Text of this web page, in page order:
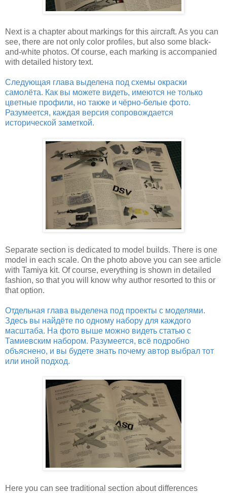
Next is a chapter about markings for this aircraft. As you can
see, there are not only color profiles, but also some black-
and-white photos. Of course, each marking is accompanied
with detailed history text.
Следующая глава выделена под схемы окраски
самолёта. Как вы можете видеть, имеются не только
цветные профили, но также и чёрно-белые фото.
Разумеется, каждая версия сопровождается
исторической заметкой.
Separate section is dedicated to model builds. There is one
model in each scale. On the photo above you can see article
with Tamiya kit. Of course, everything is shown in detailed
fashion, so that you will know why author resorted to this or
that option.
Отдельная глава выделена под проекты с моделями.
Здесь вы найдёте по одному набору для каждого
масштаба. На фото выше можно видеть статью с
Тамиевским набором. Разумеется, всё подробно
объяснено, и вы будете знать почему автор выбрал тот
или иной подход.
Here you can see traditional section about differences